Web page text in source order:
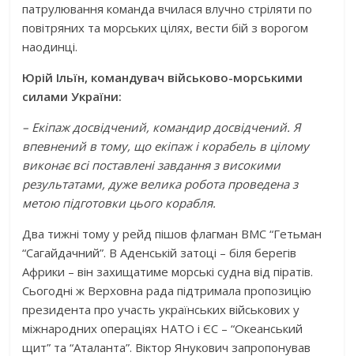
патрулювання команда вчилася влучно стріляти по
повітряних та морських цілях, вести бій з ворогом
наодинці.
Юрій Ільїн, командувач військово-морськими
силами України:
– Екіпаж досвідчений, командир досвідчений. Я
впевнений в тому, що екіпаж і корабель в цілому
виконає всі поставлені завдання з високими
результатами, дуже велика робота проведена з
метою підготовки цього корабля.
Два тижні тому у рейд пішов флагман ВМС “Гетьман
“Сагайдачний”. В Аденській затоці – біля берегів
Африки – він захищатиме морські судна від піратів.
Сьогодні ж Верховна рада підтримала пропозицію
президента про участь українських військових у
міжнародних операціях НАТО і ЄС – “Океанський
щит” та “Аталанта”. Віктор Янукович запропонував